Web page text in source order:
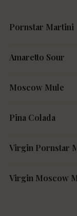
Pornstar Martini
Amaretto Sour
Moscow Mule
Pina Colada
Virgin Pornstar
Virgin Moscow